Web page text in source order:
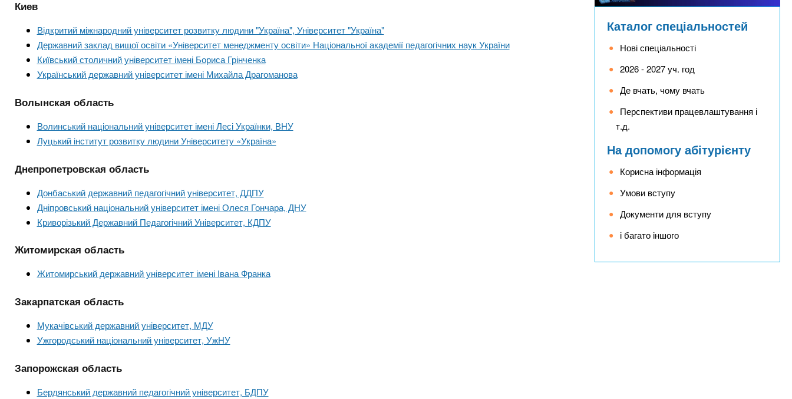
n
s
.
n
o
и
а
Киев
Відкритий міжнародний університет розвитку людини "Україна", Університет "Україна"
Державний заклад вищої освіти «Університет менеджменту освіти» Національної академії педагогічних наук України
Київський столичний університет імені Бориса Грінченка
Український державний університет імені Михайла Драгоманова
Волынская область
Волинський національний університет імені Лесі Українки, ВНУ
Луцький інститут розвитку людини Університету «Україна»
Днепропетровская область
Донбаський державний педагогічний університет, ДДПУ
Дніпровський національний університет імені Олеся Гончара, ДНУ
Криворізький Державний Педагогічний Університет, КДПУ
Житомирская область
Житомирський державний університет імені Івана Франка
Закарпатская область
Мукачівський державний університет, МДУ
Ужгородський національний університет, УжНУ
Запорожская область
Бердянський державний педагогічний університет, БДПУ
Каталог спеціальностей
Нові спеціальності
2026 - 2027 уч. год
Де вчать, чому вчать
Перспективи працевлаштування і
т.д.
На допомогу абітурієнту
Корисна інформація
Умови вступу
Документи для вступу
і багато іншого